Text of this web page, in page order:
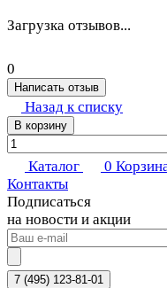
Загрузка отзывов...
0
Написать отзыв
Назад к списку
В корзину
Каталог 0
Контакты
Подписаться
на новости и акции
7 (495) 123-81-01